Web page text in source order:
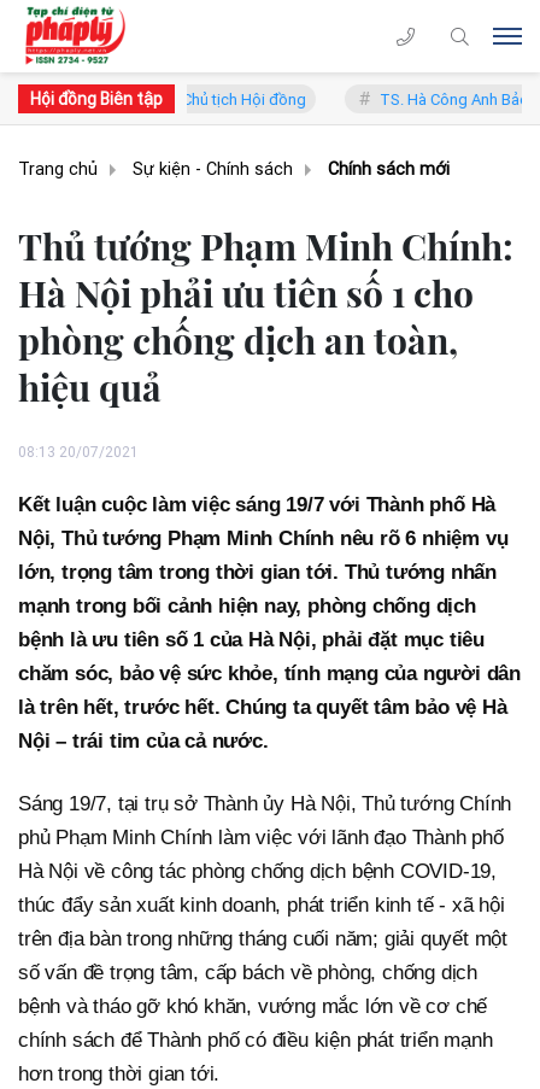
Hội đồng Biên tập
Lý - Phó Chủ tịch Hội đồng TS. Hà Công Anh Bảo - Phó Chủ
Trang chủ Sự kiện - Chính sách Chính sách mới
Thủ tướng Phạm Minh Chính:
Hà Nội phải ưu tiên số 1 cho
phòng chống dịch an toàn,
hiệu quả
08:13 20/07/2021
Kết luận cuộc làm việc sáng 19/7 với Thành phố Hà
Nội, Thủ tướng Phạm Minh Chính nêu rõ 6 nhiệm vụ
lớn, trọng tâm trong thời gian tới. Thủ tướng nhấn
mạnh trong bối cảnh hiện nay, phòng chống dịch
bệnh là ưu tiên số 1 của Hà Nội, phải đặt mục tiêu
chăm sóc, bảo vệ sức khỏe, tính mạng của người dân
là trên hết, trước hết. Chúng ta quyết tâm bảo vệ Hà
Nội – trái tim của cả nước.
Sáng 19/7, tại trụ sở Thành ủy Hà Nội, Thủ tướng Chính
phủ Phạm Minh Chính làm việc với lãnh đạo Thành phố
Hà Nội về công tác phòng chống dịch bệnh COVID-19,
thúc đẩy sản xuất kinh doanh, phát triển kinh tế - xã hội
trên địa bàn trong những tháng cuối năm; giải quyết một
số vấn đề trọng tâm, cấp bách về phòng, chống dịch
bệnh và tháo gỡ khó khăn, vướng mắc lớn về cơ chế
chính sách để Thành phố có điều kiện phát triển mạnh
hơn trong thời gian tới.